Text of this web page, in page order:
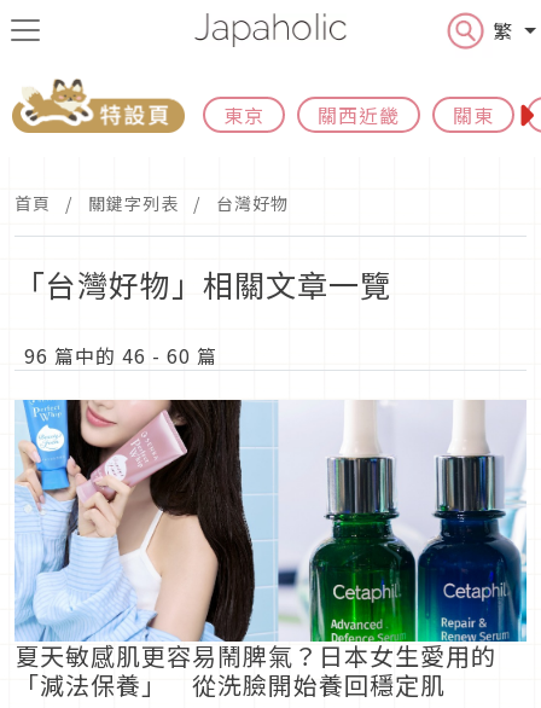
繁
東京 關西近畿 關東
首頁 關鍵字列表 台灣好物
「台灣好物」相關文章一覽
96 篇中的 46 - 60 篇
夏天敏感肌更容易鬧脾氣？日本女生愛用的
「減法保養」 從洗臉開始養回穩定肌